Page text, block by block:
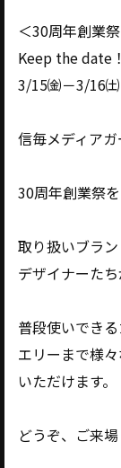
＜30周年創業
Keep the date
3/15㈮－3/16㈯
信毎メディア
30周年創業祭を
取り扱いブラ
デザイナーたち
普段使いでき
エリーまで様
いただけます。
どうぞ、ご来場